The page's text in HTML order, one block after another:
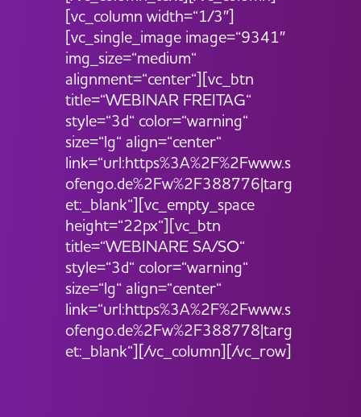
[vc_column width=“1/3″]
[vc_single_image image=“9341″
img_size=“medium“
alignment=“center“][vc_btn
title=“WEBINAR FREITAG“
style=“3d“ color=“warning“
size=“lg“ align=“center“
link=“url:https%3A%2F%2Fwww.s
ofengo.de%2Fw%2F388776|targ
et:_blank“][vc_empty_space
height=“22px“][vc_btn
title=“WEBINARE SA/SO“
style=“3d“ color=“warning“
size=“lg“ align=“center“
link=“url:https%3A%2F%2Fwww.s
ofengo.de%2Fw%2F388778|targ
et:_blank“][/vc_column][/vc_row]